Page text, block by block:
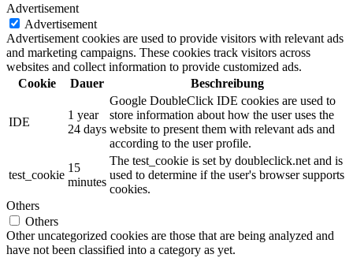
Advertisement
Advertisement
Advertisement cookies are used to provide visitors with relevant ads
and marketing campaigns. These cookies track visitors across
websites and collect information to provide customized ads.
Cookie
Dauer Beschreibung
IDE
1 year
24 days
Google DoubleClick IDE cookies are used to
store information about how the user uses the
website to present them with relevant ads and
according to the user profile.
test_cookie
15
minutes
The test_cookie is set by doubleclick.net and is
used to determine if the user's browser supports
cookies.
Others
Others
Other uncategorized cookies are those that are being analyzed and
have not been classified into a category as yet.